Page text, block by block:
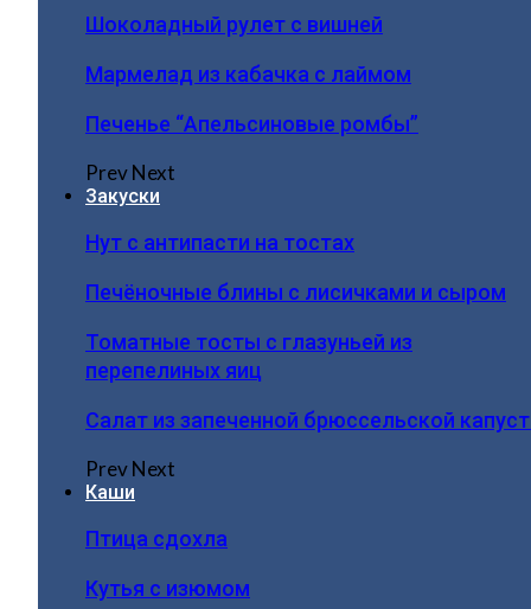
Шоколадный рулет с вишней
Мармелад из кабачка с лаймом
Печенье “Апельсиновые ромбы”
PrevNext
Закуски
Нут с антипасти на тостах
Печёночные блины с лисичками и сыром
Томатные тосты с глазуньей из
перепелиных яиц
Салат из запеченной брюссельской
PrevNext
Каши
Птица сдохла
Кутья с изюмом